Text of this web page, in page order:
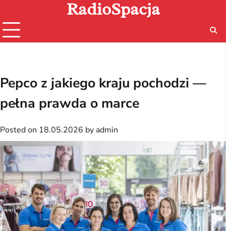
content
RadioSpacja
Pepco z jakiego kraju pochodzi —
pełna prawda o marce
Posted on 18.05.2026 by admin